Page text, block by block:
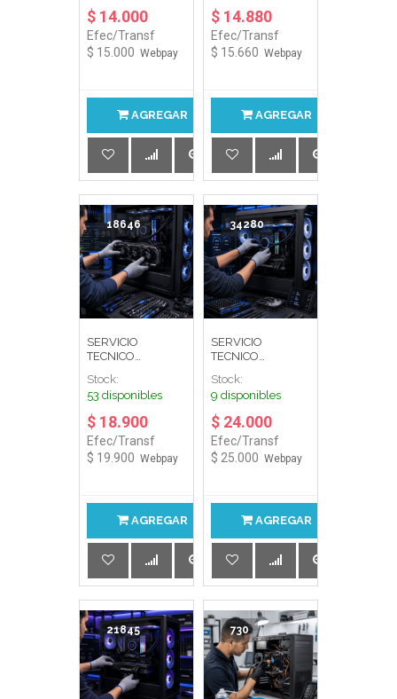
$ 14.000
Efec/Transf
$ 15.000 Webpay
AGREGAR
$ 14.880
Efec/Transf
$ 15.660 Webpay
AGREGAR
18646
SERVICIO
TECNICO
CONFIG. TARJ.
VIDEO PC
ESCRITORIO
Stock:
53 disponibles
$ 18.900
Efec/Transf
$ 19.900 Webpay
AGREGAR
34280
SERVICIO
TECNICO
SISTEMA
REFRIGERACIÓN
Stock:
9 disponibles
$ 24.000
Efec/Transf
$ 25.000 Webpay
AGREGAR
21845 730